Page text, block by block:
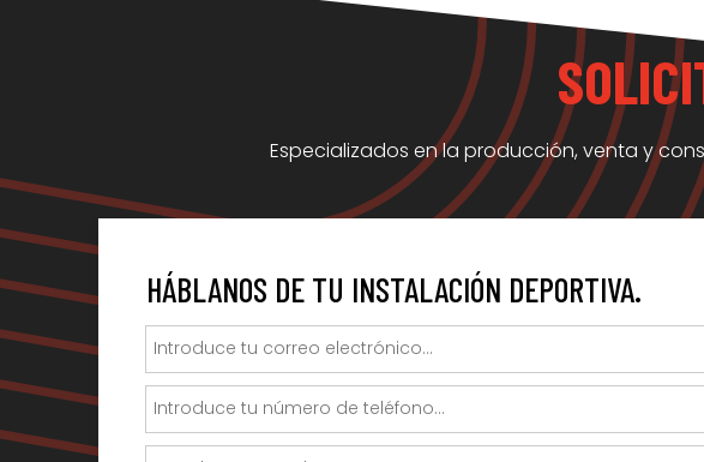
Especializados en la producción, venta y
HÁBLANOS DE TU INSTALACIÓN DEPORTIVA.